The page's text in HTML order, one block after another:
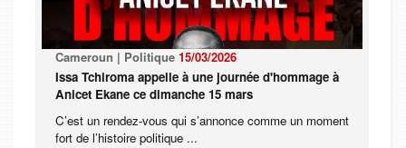
Cameroun | Politique 15/03/2026
Issa Tchiroma appelle à une journée d'hommage à
Anicet Ekane ce dimanche 15 mars
C’est un rendez-vous qui s’annonce comme un moment
fort de l’histoire politique ...